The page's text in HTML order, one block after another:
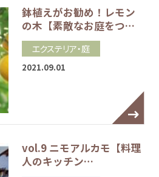
鉢植えがお勧め！レモン
の木【素敵なお庭をつ…
エクステリア・庭
2021.09.01
vol.9 ニモアルカモ【料理
人のキッチン…